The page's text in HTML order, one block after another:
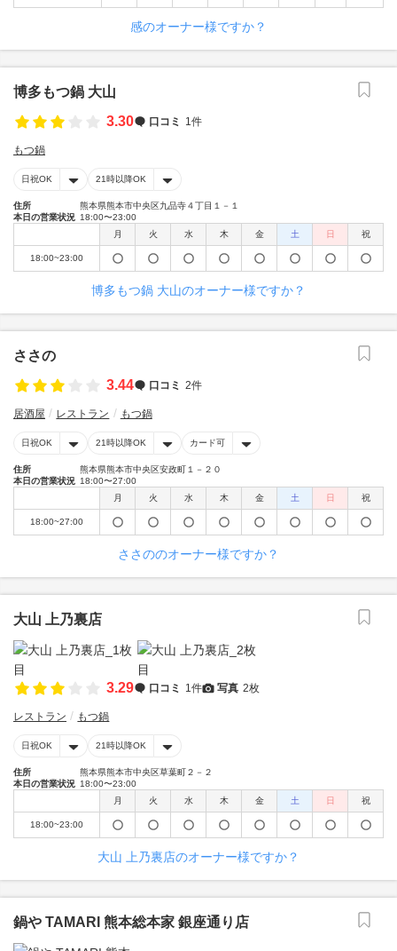
感のオーナー様ですか？
博多もつ鍋 大山
3.30
口コミ 1件
もつ鍋
日祝OK 21時以降OK
住所
熊本県熊本市中央区九品寺４丁目１－１
本日の営業状況 18:00〜23:00
月
火 水 木 金 土 日 祝
18:00~23:00
博多もつ鍋 大山のオーナー様ですか？
ささの
3.44
口コミ 2件
居酒屋 レストラン もつ鍋
日祝OK 21時以降OK カード可
住所
熊本県熊本市中央区安政町１－２０
本日の営業状況 18:00〜27:00
月
火 水 木 金 土 日 祝
18:00~27:00
ささののオーナー様ですか？
大山 上乃裏店
3.29 口コミ 1件 写真 2枚
レストラン もつ鍋
日祝OK 21時以降OK
住所
熊本県熊本市中央区草葉町２－２
本日の営業状況 18:00〜23:00
月
火 水 木 金 土 日 祝
18:00~23:00
大山 上乃裏店のオーナー様ですか？
鍋や TAMARI 熊本総本家 銀座通り店